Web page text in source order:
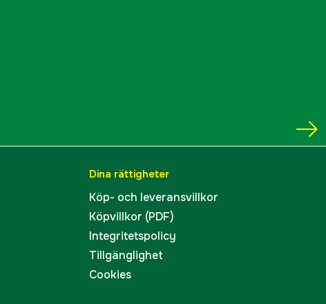
Dina rättigheter
Köp- och leveransvillkor
Köpvillkor (PDF)
Integritetspolicy
Tillgänglighet
Cookies